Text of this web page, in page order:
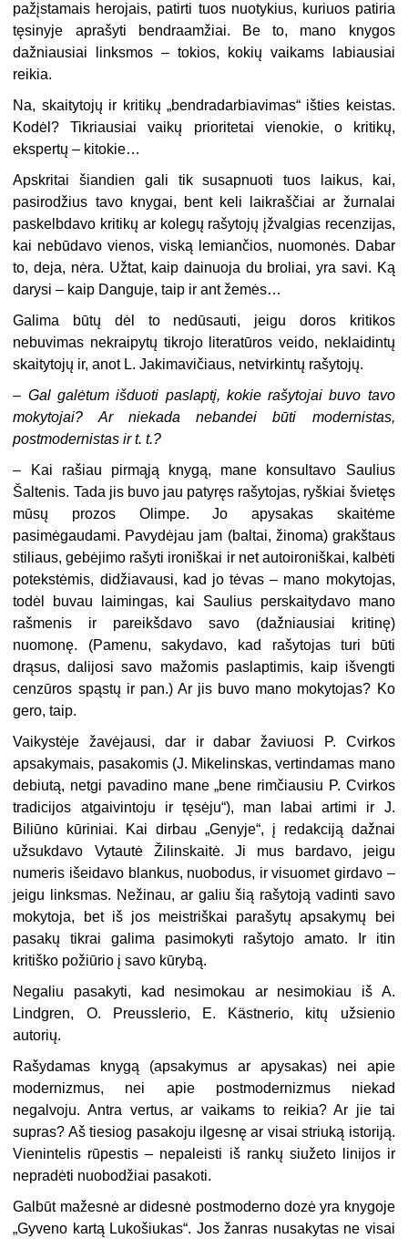
pažįstamais herojais, patirti tuos nuotykius, kuriuos patiria
tęsinyje aprašyti bendraamžiai. Be to, mano knygos
dažniausiai linksmos – tokios, kokių vaikams labiausiai
reikia.
Na, skaitytojų ir kritikų „bendradarbiavimas“ išties keistas.
Kodėl? Tikriausiai vaikų prioritetai vienokie, o kritikų,
ekspertų – kitokie…
Apskritai šiandien gali tik susapnuoti tuos laikus, kai,
pasirodžius tavo knygai, bent keli laikraščiai ar žurnalai
paskelbdavo kritikų ar kolegų rašytojų įžvalgias recenzijas,
kai nebūdavo vienos, viską lemiančios, nuomonės. Dabar
to, deja, nėra. Užtat, kaip dainuoja du broliai, yra savi. Ką
darysi – kaip Danguje, taip ir ant žemės…
Galima būtų dėl to nedūsauti, jeigu doros kritikos
nebuvimas nekraipytų tikrojo literatūros veido, neklaidintų
skaitytojų ir, anot L. Jakimavičiaus, netvirkintų rašytojų.
– Gal galėtum išduoti paslaptį, kokie rašytojai buvo tavo
mokytojai? Ar niekada nebandei būti modernistas,
postmodernistas ir t. t.?
– Kai rašiau pirmąją knygą, mane konsultavo Saulius
Šaltenis. Tada jis buvo jau patyręs rašytojas, ryškiai švietęs
mūsų prozos Olimpe. Jo apysakas skaitėme
pasimėgaudami. Pavydėjau jam (baltai, žinoma) grakštaus
stiliaus, gebėjimo rašyti ironiškai ir net autoironiškai, kalbėti
potekstėmis, didžiavausi, kad jo tėvas – mano mokytojas,
todėl buvau laimingas, kai Saulius perskaitydavo mano
rašmenis ir pareikšdavo savo (dažniausiai kritinę)
nuomonę. (Pamenu, sakydavo, kad rašytojas turi būti
drąsus, dalijosi savo mažomis paslaptimis, kaip išvengti
cenzūros spąstų ir pan.) Ar jis buvo mano mokytojas? Ko
gero, taip.
Vaikystėje žavėjausi, dar ir dabar žaviuosi P. Cvirkos
apsakymais, pasakomis (J. Mikelinskas, vertindamas mano
debiutą, netgi pavadino mane „bene rimčiausiu P. Cvirkos
tradicijos atgaivintoju ir tęsėju“), man labai artimi ir J.
Biliūno kūriniai. Kai dirbau „Genyje“, į redakciją dažnai
užsukdavo Vytautė Žilinskaitė. Ji mus bardavo, jeigu
numeris išeidavo blankus, nuobodus, ir visuomet girdavo –
jeigu linksmas. Nežinau, ar galiu šią rašytoją vadinti savo
mokytoja, bet iš jos meistriškai parašytų apsakymų bei
pasakų tikrai galima pasimokyti rašytojo amato. Ir itin
kritiško požiūrio į savo kūrybą.
Negaliu pasakyti, kad nesimokau ar nesimokiau iš A.
Lindgren, O. Preusslerio, E. Kästnerio, kitų užsienio
autorių.
Rašydamas knygą (apsakymus ar apysakas) nei apie
modernizmus, nei apie postmodernizmus niekad
negalvoju. Antra vertus, ar vaikams to reikia? Ar jie tai
supras? Aš tiesiog pasakoju ilgesnę ar visai striuką istoriją.
Vienintelis rūpestis – nepaleisti iš rankų siužeto linijos ir
nepradėti nuobodžiai pasakoti.
Galbūt mažesnė ar didesnė postmoderno dozė yra knygoje
„Gyveno kartą Lukošiukas“. Jos žanras nusakytas ne visai